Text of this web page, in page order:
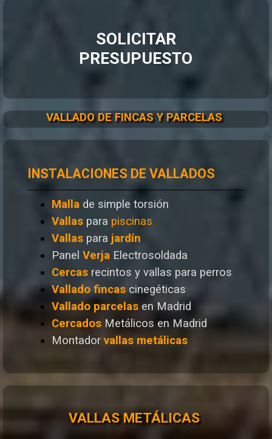
SOLICITAR
PRESUPUESTO
VALLADO DE FINCAS Y PARCELAS
INSTALACIONES DE VALLADOS
Malla de simple torsión
Vallas para piscinas
Vallas para jardín
Panel Verja Electrosoldada
Cercas recintos y vallas para perros
Vallado fincas cinegéticas
Vallado parcelas en Madrid
Cercados Metálicos en Madrid
Montador vallas metálicas
VALLAS METÁLICAS